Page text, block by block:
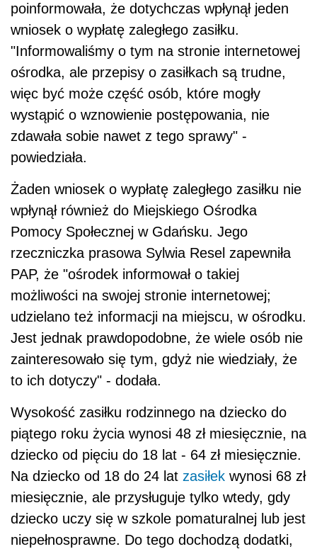
poinformowała, że dotychczas wpłynął jeden
wniosek o wypłatę zaległego zasiłku.
"Informowaliśmy o tym na stronie internetowej
ośrodka, ale przepisy o zasiłkach są trudne,
więc być może część osób, które mogły
wystąpić o wznowienie postępowania, nie
zdawała sobie nawet z tego sprawy" -
powiedziała.
Żaden wniosek o wypłatę zaległego zasiłku nie
wpłynął również do Miejskiego Ośrodka
Pomocy Społecznej w Gdańsku. Jego
rzeczniczka prasowa Sylwia Resel zapewniła
PAP, że "ośrodek informował o takiej
możliwości na swojej stronie internetowej;
udzielano też informacji na miejscu, w ośrodku.
Jest jednak prawdopodobne, że wiele osób nie
zainteresowało się tym, gdyż nie wiedziały, że
to ich dotyczy" - dodała.
Wysokość zasiłku rodzinnego na dziecko do
piątego roku życia wynosi 48 zł miesięcznie, na
dziecko od pięciu do 18 lat - 64 zł miesięcznie.
Na dziecko od 18 do 24 lat zasiłek wynosi 68 zł
miesięcznie, ale przysługuje tylko wtedy, gdy
dziecko uczy się w szkole pomaturalnej lub jest
niepełnosprawne. Do tego dochodzą dodatki,